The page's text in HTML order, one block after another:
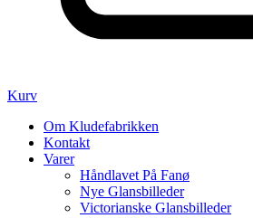
Kurv
Om Kludefabrikken
Kontakt
Varer
Håndlavet På Fanø
Nye Glansbilleder
Victorianske Glansbilleder